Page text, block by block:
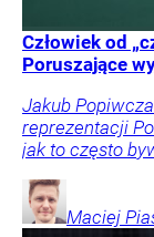
Człowiek od
Poruszające
Jakub
reprezentacji
jak to często
Maciej